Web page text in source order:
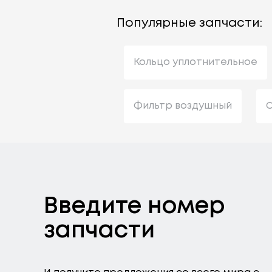
Популярные запчасти:
Кольцо уплотнительное
Фильтр воздушный
Введите номер
запчасти